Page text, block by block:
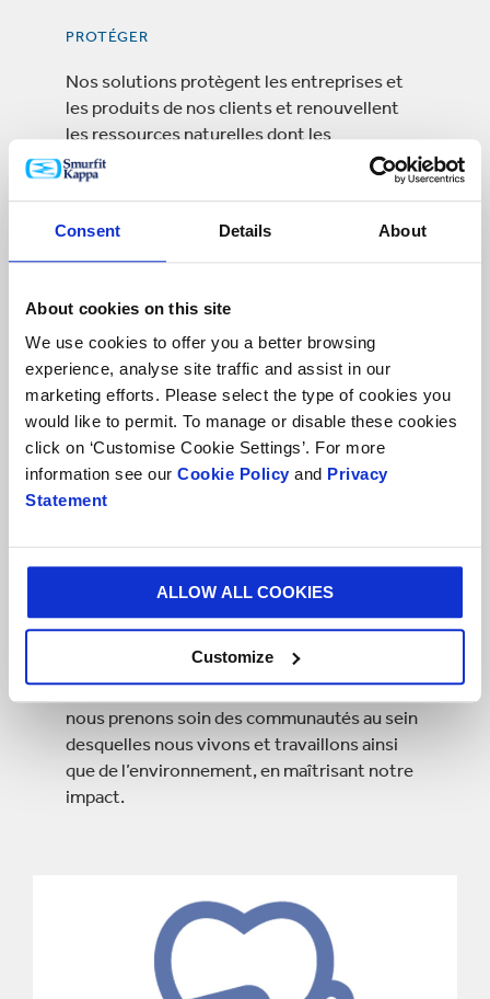
Consent Details About
About cookies on this site
We use cookies to offer you a better browsing
experience, analyse site traffic and assist in our
marketing efforts. Please select the type of cookies you
would like to permit. To manage or disable these cookies
click on ‘Customise Cookie Settings’. For more
information see our Cookie Policy and Privacy
Statement
ALLOW ALL COOKIES
Customize
PROTÉGER
Nos solutions protègent les entreprises et
les produits de nos clients et renouvellent
les ressources naturelles dont les
générations actuelles et futures dépendent.
PRENDRE SOIN
Nous veillons à la sécurité de nos
collaborateurs sur le lieu de travail, nous les
soutenons dans leur vie, et naturellement,
nous prenons soin des communautés au sein
desquelles nous vivons et travaillons ainsi
que de l’environnement, en maîtrisant notre
impact.